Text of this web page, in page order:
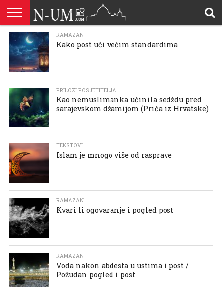
ALLAHOVA
LIJEPA
IMENA
BRAK I
ISLAMSKA
PORODICA
DŽEHENNEM
DŽENNET
DOBROČINSTVO
PREMA
RODITELJIMA
DOVE
I ZIKR
HADŽ
HADISI
HURIJE
HUMANITARNI
KUTAK
ILAHIJE
ISLAMOFOBIJA
IZREKE
I CITATI
KUR’AN
LIJEPI
ISLAM
NAMAZ
ODGOVORI
POKAJNICI
POUČNE
PRIČE I
TEKSTOVI
PRILOZI
POSJETITELJA
PROBLEM
I
DEVIJACIJE
U
DRUŠTVU
ŠALJIVE
PRIČE
RAMAZAN
REKAIK
SAVJETI
SIHR I
DŽINNI
SMRT I
SUDNJI
DAN
SNOVI
VJEROVJESNICI
ZANIMLJIVOSTI
I NAUKA
ZA
SESTRE
ZDRAVLJE
RAMAZAN
Kako post uči većim standardima
PRILOZI POSJETITELJA
Kao nemuslimanka učinila sedždu pred
sarajevskom džamijom (Priča iz Hrvatske)
TEKSTOVI
Islam je mnogo više od rasprave
RAMAZAN
Kvari li ogovaranje i pogled post
RAMAZAN
Voda nakon abdesta u ustima i post /
Požudan pogled i post